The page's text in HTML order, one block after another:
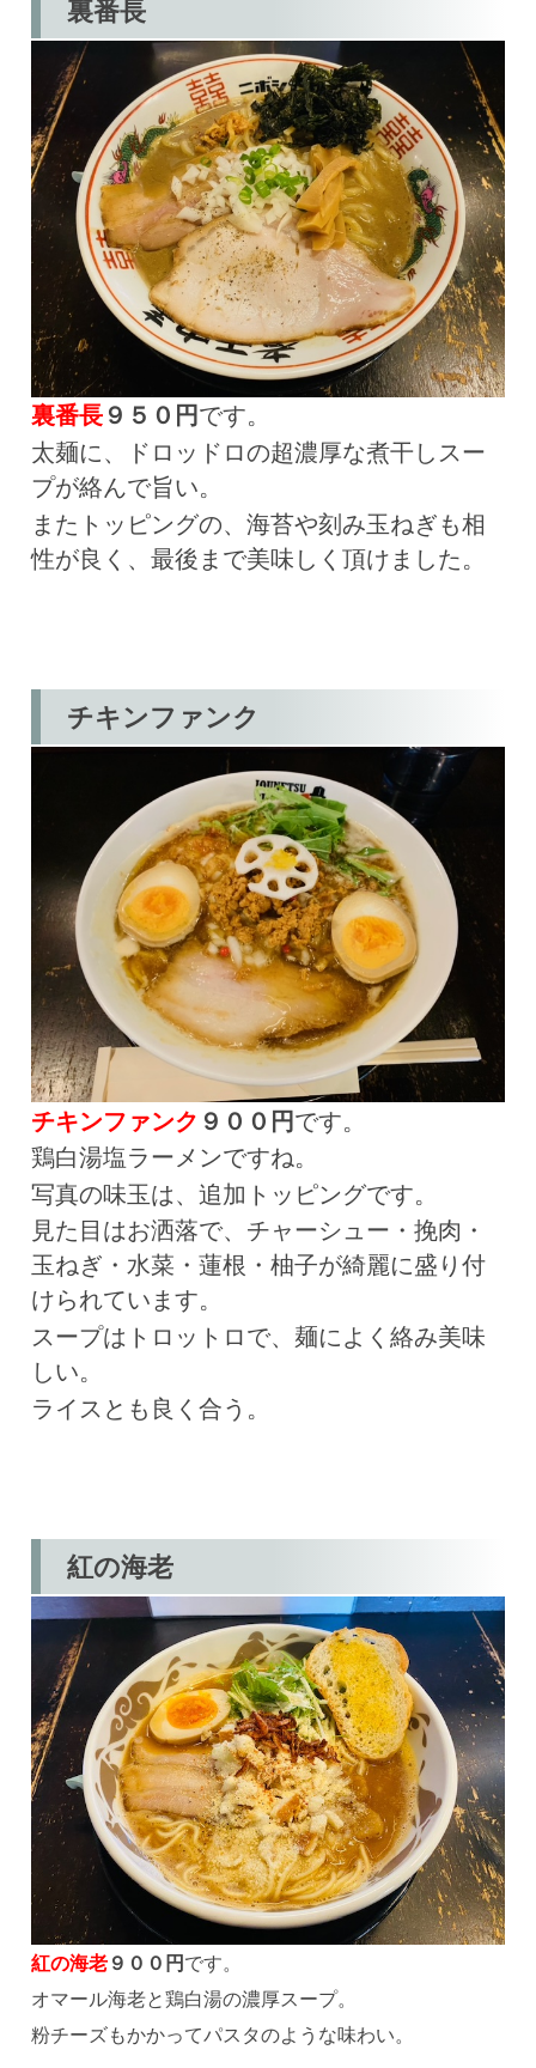
裏番長
裏番長 ９５０円です。
太麺に、ドロッドロの超濃厚な煮干しスー
プが絡んで旨い。
またトッピングの、海苔や刻み玉ねぎも相
性が良く、最後まで美味しく頂けました。
チキンファンク
チキンファンク ９００円です。
鶏白湯塩ラーメンですね。
写真の味玉は、追加トッピングです。
見た目はお洒落で、チャーシュー・挽肉・
玉ねぎ・水菜・蓮根・柚子が綺麗に盛り付
けられています。
スープはトロットロで、麺によく絡み美味
しい。
ライスとも良く合う。
紅の海老
紅の海老 ９００円 です。
オマール海老と鶏白湯の濃厚スープ。
粉チーズもかかってパスタのような味わい。